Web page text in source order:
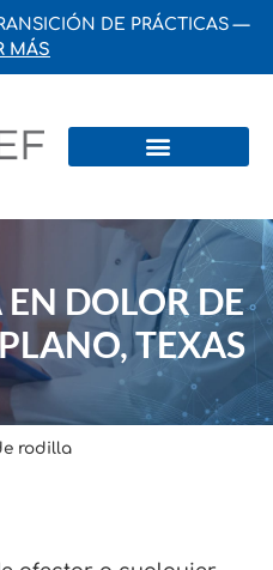
DE PRÁCTICAS —
MÁS
DOLOR DE
TEXAS
rodilla